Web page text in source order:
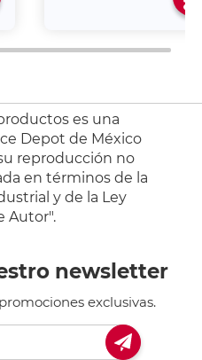
es una
Depot de México
reproducción no
en términos de la
y de la Ley
Autor".
newsletter
exclusivas.